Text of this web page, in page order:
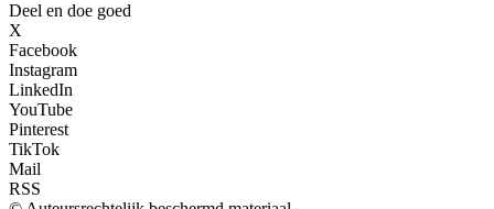
Deel en doe goed
X
Facebook
Instagram
LinkedIn
YouTube
Pinterest
TikTok
Mail
RSS